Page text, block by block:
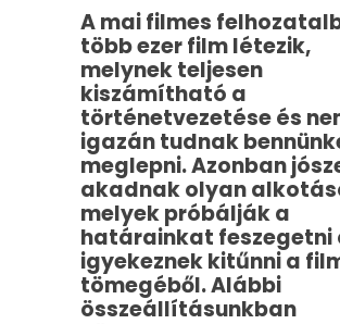
A mai filmes
több ezer film létezik,
melynek teljesen
kiszámítható a
történetvezetése és
igazán tudnak
meglepni. Azonban
akadnak olyan
melyek próbálják a
határainkat feszegetni
igyekeznek kitűnni a
tömegéből. Alábbi
összeállításunkban